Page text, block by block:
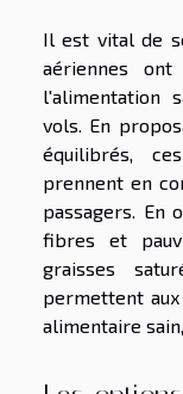
Il est vital de
aériennes
l'alimentation
vols. En
équilibrés,
prennent en
passagers. En
fibres et
graisses
permettent
alimentaire